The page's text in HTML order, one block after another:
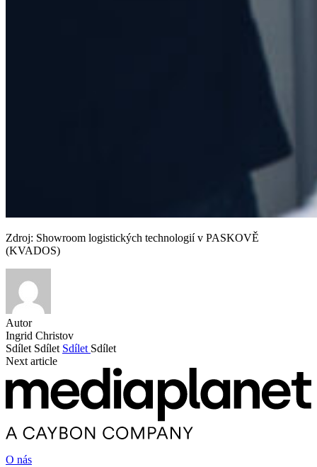
Zdroj: Showroom logistických technologií v PASKOVĚ
(KVADOS)
Autor
Ingrid Christov
Sdílet Sdílet Sdílet Sdílet
Next article
O nás